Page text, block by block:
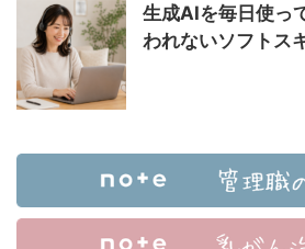
生成AIを毎日使っ
われないソフトス